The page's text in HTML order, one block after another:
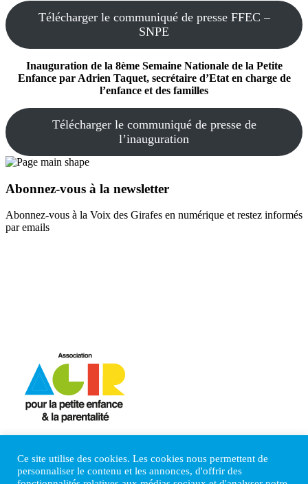
Télécharger le communiqué de presse FFEC –
SNPE
Inauguration de la 8ème Semaine Nationale de la Petite
Enfance par Adrien Taquet, secrétaire d’Etat en charge de
l’enfance et des familles
Télécharger le communiqué de presse de
l’inauguration
Abonnez-vous à la newsletter
Abonnez-vous à la Voix des Girafes en numérique et restez informés
par emails
Politique de confidentialité
Nous contacter
Ce site utilise des cookies. Les cookies nous permettent de
personnaliser le contenu et les annonces, d'offrir des